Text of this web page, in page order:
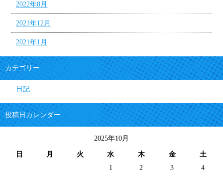
2022年8月
2021年12月
2021年1月
カテゴリー
日記
投稿日カレンダー
2025年10月
日 月 火 水 木 金 土
1 2 3
4